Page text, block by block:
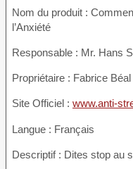
Nom du produit :
l’Anxiété
Responsable : Mr. Hans
Propriétaire : Fabrice Béal
Site Officiel : www.anti-
Langue : Français
Descriptif : Dites stop au